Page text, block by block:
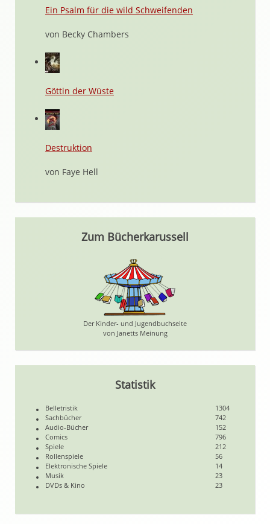
Ein Psalm für die wild Schweifenden
von Becky Chambers
Göttin der Wüste
Destruktion
von Faye Hell
Zum Bücherkarussell
Der Kinder- und Jugendbuchseite
von Janetts Meinung
Statistik
Belletristik
1304
Sachbücher
742
Audio-Bücher
152
Comics
796
Spiele
212
Rollenspiele
56
Elektronische Spiele
14
Musik
23
DVDs & Kino
23